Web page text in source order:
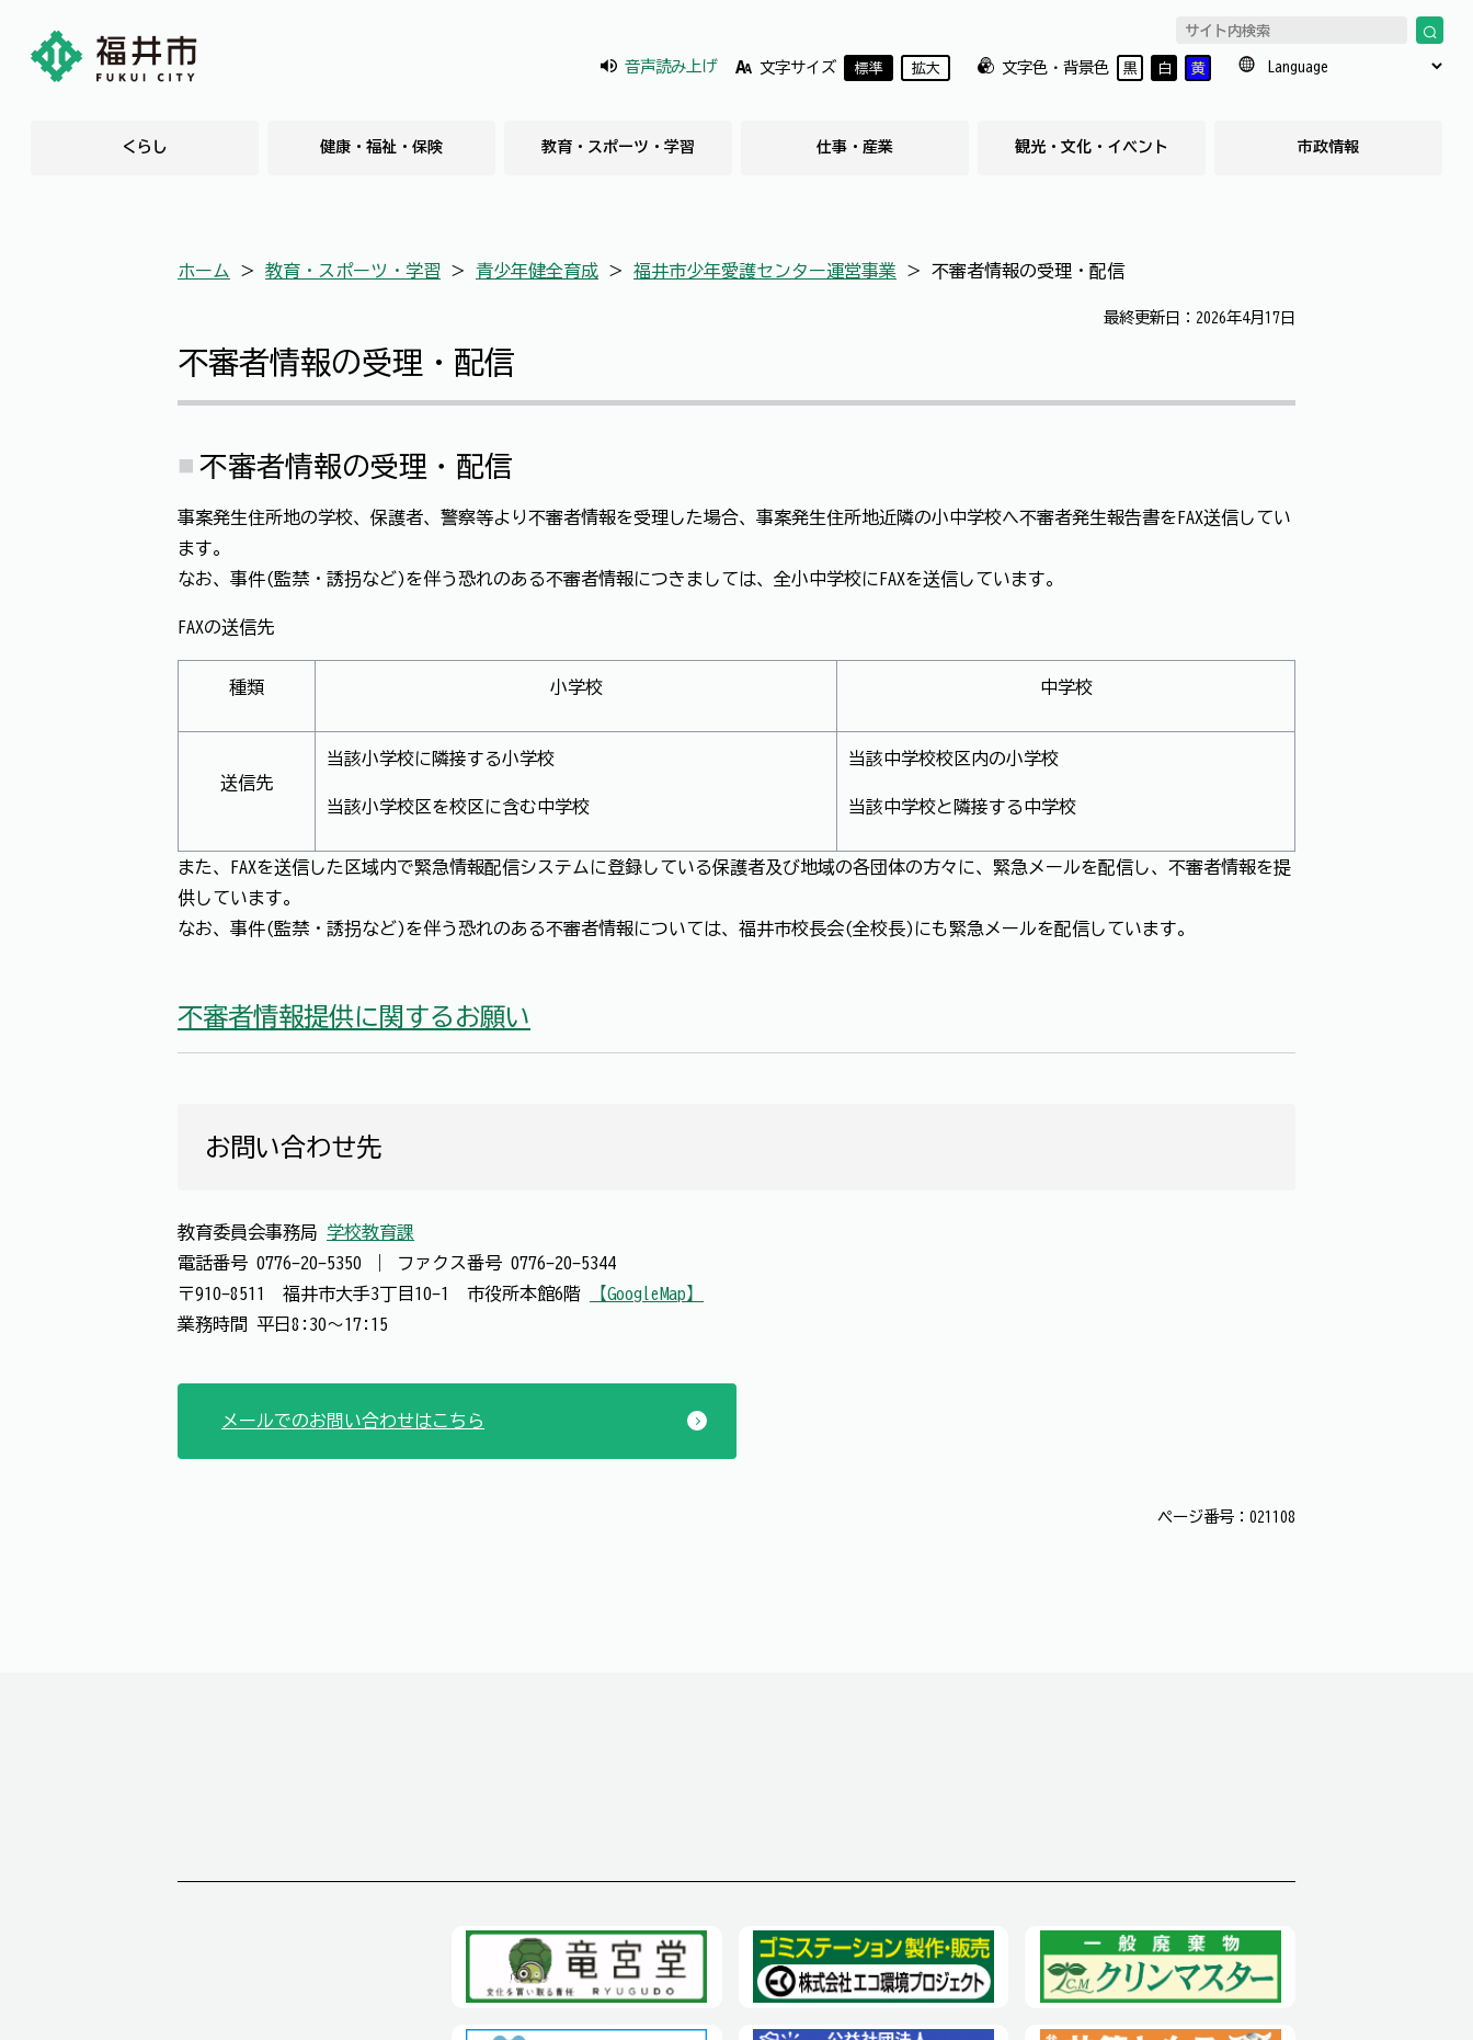
音声読み上げ 文字サイズ 標準 拡大 文字色・背景色 黒 白 黄
くらし 健康・福祉・保険 教育・スポーツ・学習 仕事・産業 観光・文化・イベント 市政情報
ホーム ＞ 教育・スポーツ・学習 ＞ 青少年健全育成 ＞ 福井市少年愛護センター運営事業 ＞ 不審者情報の受理・配信
最終更新日：2026年4月17日
不審者情報の受理・配信
不審者情報の受理・配信
事案発生住所地の学校、保護者、警察等より不審者情報を受理した場合、事案発生住所地近隣の小中学校へ不審者発生報告書をFAX送信してい
ます。
なお、事件(監禁・誘拐など)を伴う恐れのある不審者情報につきましては、全小中学校にFAXを送信しています。
FAXの送信先
種類 小学校 中学校
送信先
当該小学校に隣接する小学校
当該小学校区を校区に含む中学校
当該中学校校区内の小学校
当該中学校と隣接する中学校
また、FAXを送信した区域内で緊急情報配信システムに登録している保護者及び地域の各団体の方々に、緊急メールを配信し、不審者情報を提
供しています。
なお、事件(監禁・誘拐など)を伴う恐れのある不審者情報については、福井市校長会(全校長)にも緊急メールを配信しています。
不審者情報提供に関するお願い
お問い合わせ先
教育委員会事務局 学校教育課
電話番号 0776-20-5350 ファクス番号 0776-20-5344
〒910-8511 福井市大手3丁目10-1 市役所本館6階
【GoogleMap】
業務時間 平日8:30～17:15
メールでのお問い合わせはこちら
ページ番号：021108